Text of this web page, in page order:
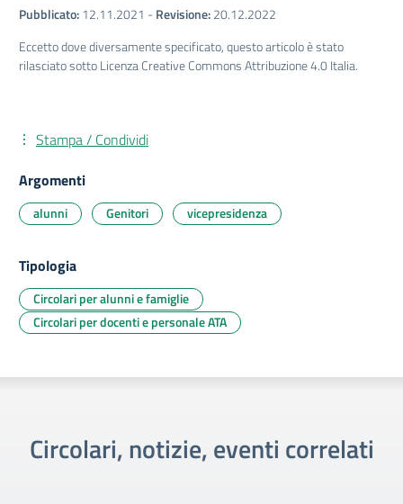
Pubblicato:12.11.2021 -Revisione:20.12.2022
Eccetto dove diversamente specificato, questo articolo è stato
rilasciato sotto Licenza Creative Commons Attribuzione 4.0 Italia.
Stampa / Condividi
Argomenti
alunni Genitori vicepresidenza
Tipologia
Circolari per alunni e famiglie
Circolari per docenti e personale ATA
Circolari, notizie, eventi correlati